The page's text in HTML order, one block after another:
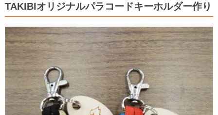
TAKIBIオリジナルパラコードキーホルダー作り